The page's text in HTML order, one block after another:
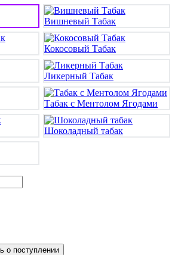
Вишневый Табак
Кокосовый Табак
Ликерный Табак
Табак с Ментолом Ягодами
Шоколадный табак
о поступлении